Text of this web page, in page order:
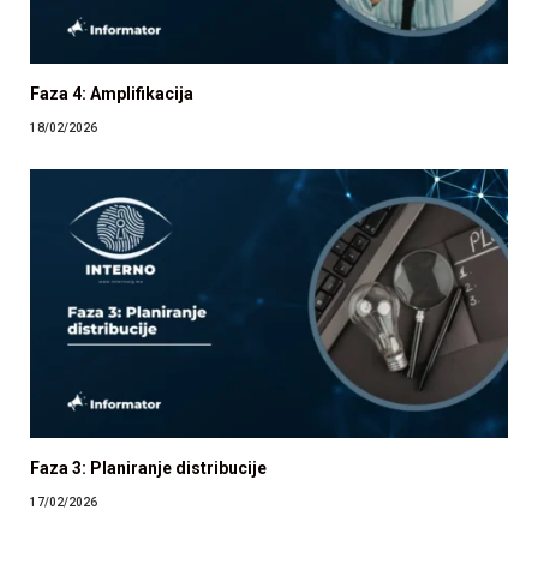
Faza 4: Amplifikacija
18/02/2026
Faza 3: Planiranje distribucije
17/02/2026